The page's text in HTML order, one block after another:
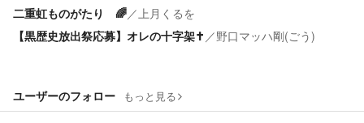
二重虹ものがたり 🌈／上月くるを
【黒歴史放出祭応募】オレの十字架✝️ ／野口マッハ剛(ごう)
ユーザーのフォロー もっと見る